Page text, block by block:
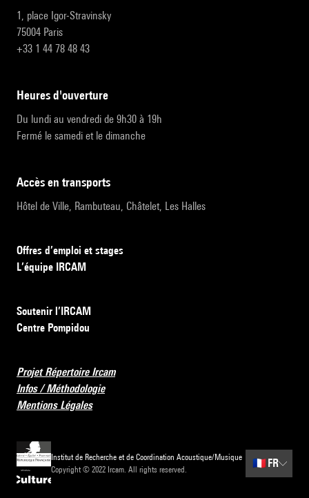
1, place Igor-Stravinsky
75004 Paris
+33 1 44 78 48 43
heures d'ouverture
Du lundi au vendredi de 9h30 à 19h
Fermé le samedi et le dimanche
accès en transports
Hôtel de Ville, Rambuteau, Châtelet, Les Halles
Offres d’emploi et stages
L’équipe IRCAM
Soutenir l’IRCAM
Centre Pompidou
Projet Répertoire Ircam
Infos / Méthodologie
Mentions Légales
Institut de Recherche et de Coordination Acoustique/Musique
Copyright © 2022 Ircam. All rights reserved.
🇫🇷 FR